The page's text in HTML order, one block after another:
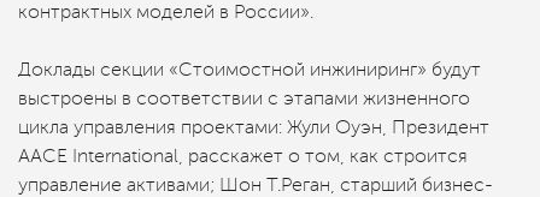
контрактных моделей в России».
Доклады секции «Стоимостной инжиниринг» будут
выстроены в соответствии с этапами жизненного
цикла управления проектами: Жули Оуэн, Президент
ААСЕ International, расскажет о том, как строится
управление активами; Шон Т.Реган, старший бизнес-